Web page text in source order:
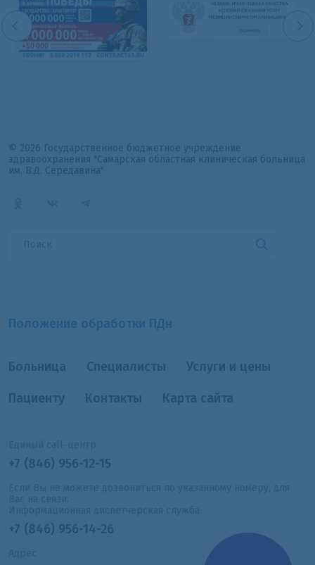
© 2026 Государственное бюджетное учреждение
здравоохранения "Самарская областная клиническая больница
им. В.Д. Середавина"
Положение обработки ПДн
Больница Специалисты Услуги и цены
Пациенту Контакты Карта сайта
+7 (846) 956-12-15
+7 (846) 956-14-26